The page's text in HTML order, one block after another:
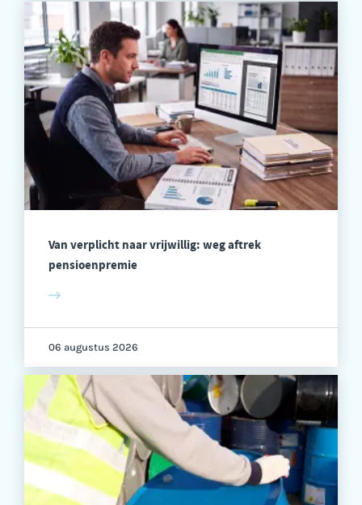
Van verplicht naar vrijwillig: weg aftrek
pensioenpremie
06 augustus 2026